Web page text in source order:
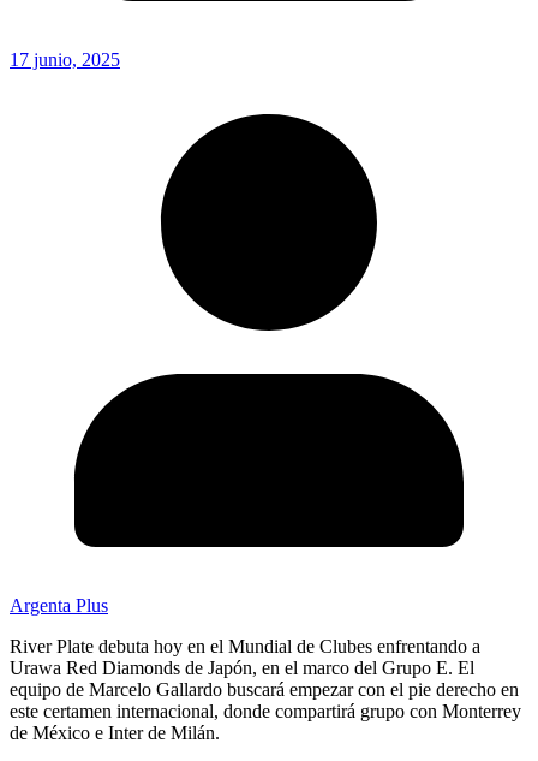
17 junio, 2025
Argenta Plus
River Plate debuta hoy en el Mundial de Clubes enfrentando a
Urawa Red Diamonds de Japón, en el marco del Grupo E. El
equipo de Marcelo Gallardo buscará empezar con el pie derecho en
este certamen internacional, donde compartirá grupo con Monterrey
de México e Inter de Milán.